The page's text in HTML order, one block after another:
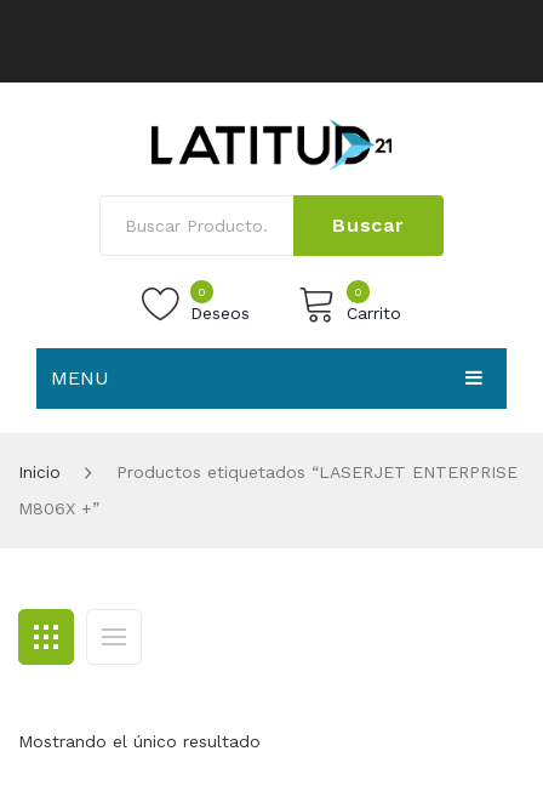
Buscar
0
Deseos
0
Carrito
MENU
CONTACTO
Inicio
Productos etiquetados “LASERJET ENTERPRISE
M806X +”
Mostrando el único resultado